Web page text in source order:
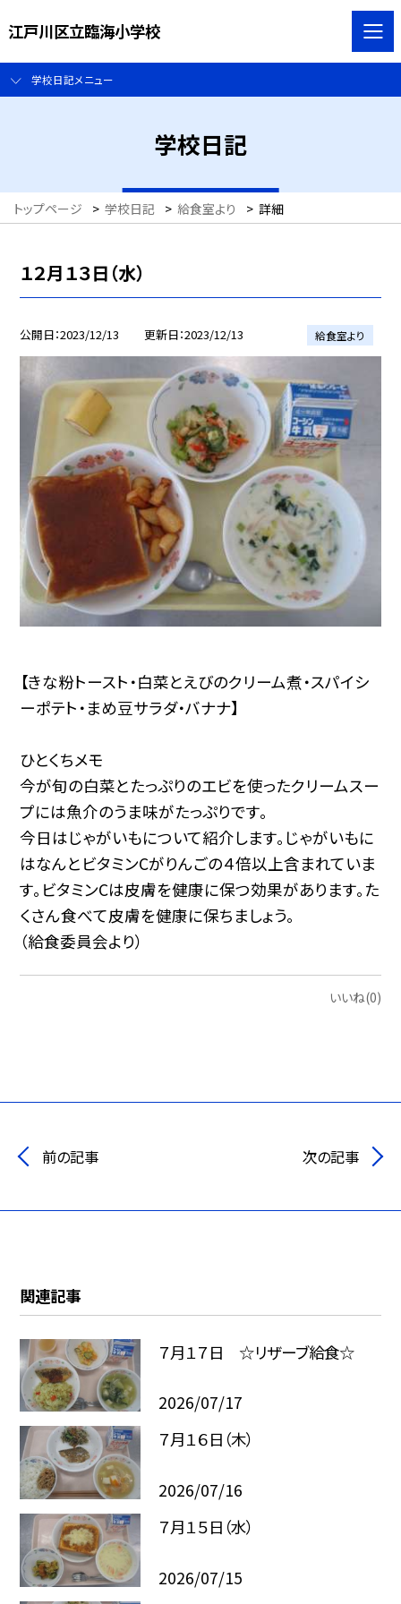
江戸川区立臨海小学校
学校日記メニュー
学校日記
トップページ > 学校日記 > 給食室より > 詳細
１２月１３日（水）
公開日 2023/12/13 更新日 2023/12/13 給食室より
【きな粉トースト・白菜とえびのクリーム煮・スパイシ
ーポテト・まめ豆サラダ・バナナ】
ひとくちメモ
今が旬の白菜とたっぷりのエビを使ったクリームスー
プには魚介のうま味がたっぷりです。
今日はじゃがいもについて紹介します。じゃがいもに
はなんとビタミンCがりんごの４倍以上含まれていま
す。ビタミンCは皮膚を健康に保つ効果があります。た
くさん食べて皮膚を健康に保ちましょう。
（給食委員会より）
いいね(0)
前の記事 次の記事
関連記事
７月１７日 ☆リザーブ給食☆
2026/07/17
７月１６日（木）
2026/07/16
７月１５日（水）
2026/07/15